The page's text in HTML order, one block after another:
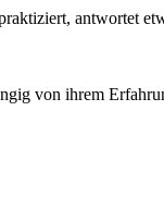
antwortet
von ihrem